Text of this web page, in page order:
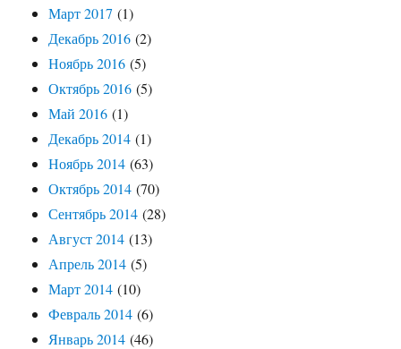
Март 2017 (1)
Декабрь 2016 (2)
Ноябрь 2016 (5)
Октябрь 2016 (5)
Май 2016 (1)
Декабрь 2014 (1)
Ноябрь 2014 (63)
Октябрь 2014 (70)
Сентябрь 2014 (28)
Август 2014 (13)
Апрель 2014 (5)
Март 2014 (10)
Февраль 2014 (6)
Январь 2014 (46)